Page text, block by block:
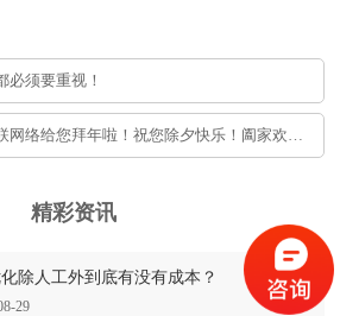
必须要重视！
下一篇：今日除夕，粤联网络给您拜年啦！祝您除夕快乐！阖家欢乐！
精彩资讯
除人工外到底有没有成本？
29